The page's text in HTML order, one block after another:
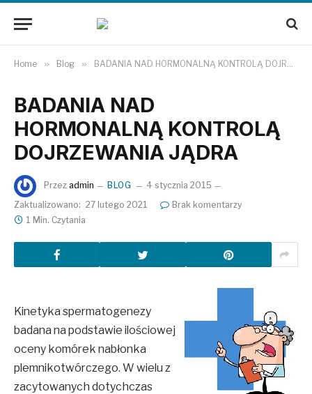
Home » Blog » BADANIA NAD HORMONALNĄ KONTROLĄ DOJRZEWANIA JĄDRA
BADANIA NAD
HORMONALNĄ KONTROLĄ
DOJRZEWANIA JĄDRA
Przez admin BLOG
4 stycznia 2015
Zaktualizowano: 27 lutego 2021
Brak komentarzy
1 Min. Czytania
Kinetyka spermatogenezy
badana na podstawie ilościowej
oceny komórek nabłonka
plemnikotwórczego. W wielu z
zacytowanych dotychczas